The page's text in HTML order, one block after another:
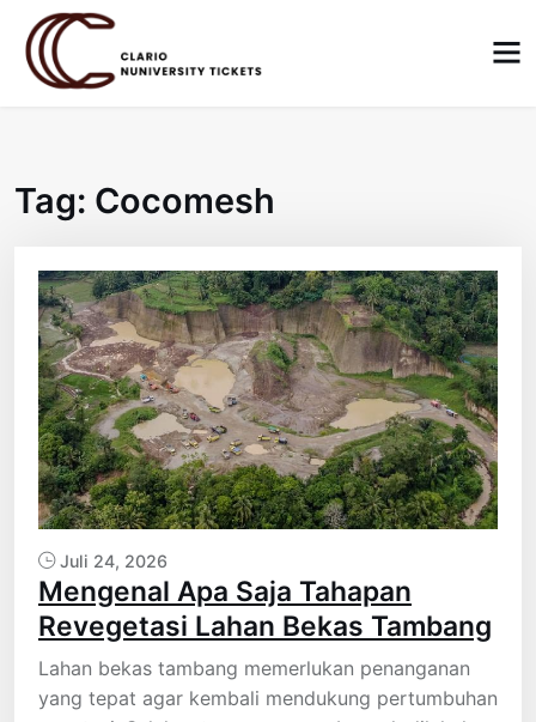
content
Tag: Cocomesh
Juli 24, 2026
Mengenal Apa Saja Tahapan
Revegetasi Lahan Bekas Tambang
Lahan bekas tambang memerlukan penanganan
yang tepat agar kembali mendukung pertumbuhan